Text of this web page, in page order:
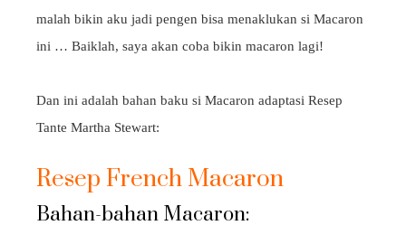
malah bikin aku jadi pengen bisa menaklukan si Macaron
ini … Baiklah, saya akan coba bikin macaron lagi!
Dan ini adalah bahan baku si Macaron adaptasi Resep
Tante Martha Stewart:
Resep French Macaron
Bahan-bahan Macaron: